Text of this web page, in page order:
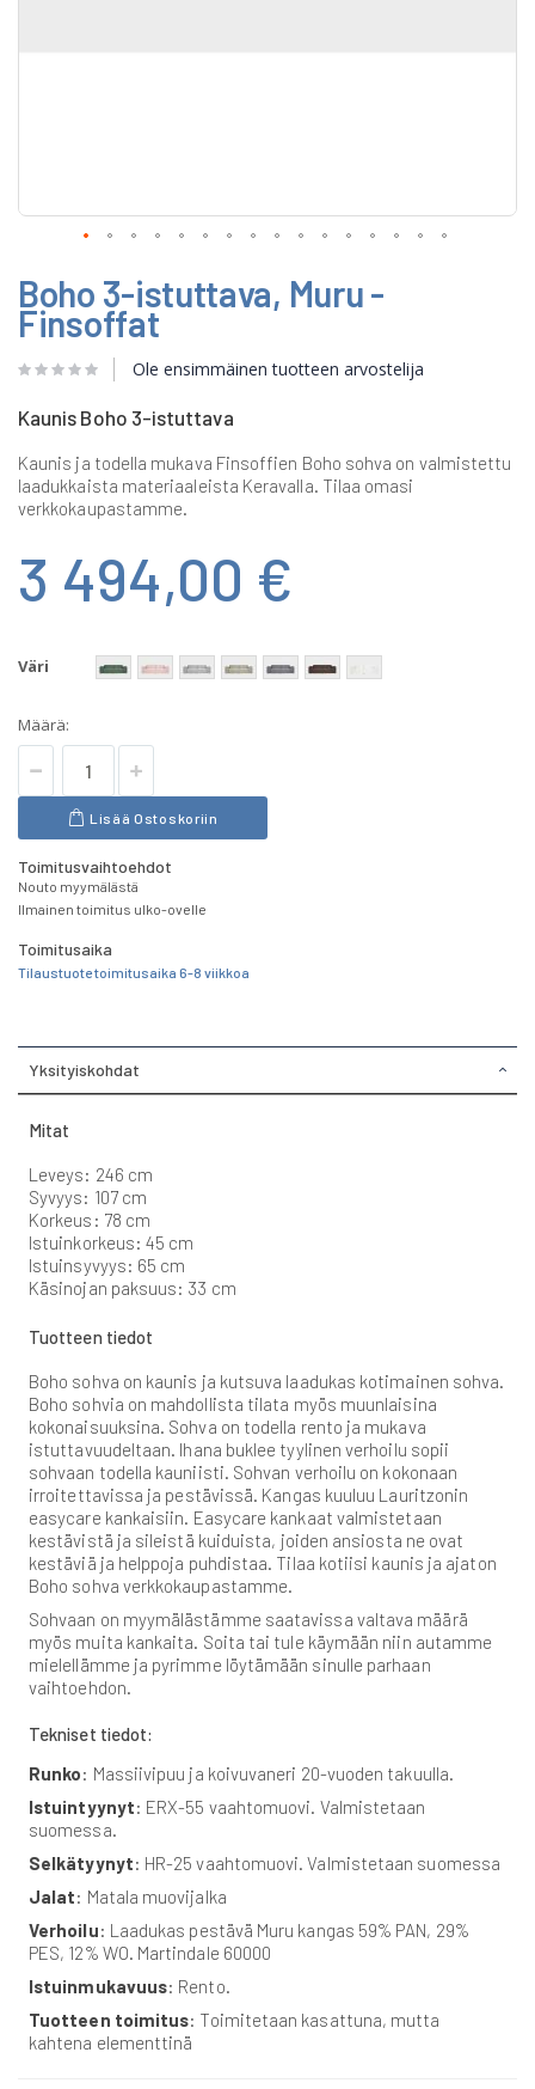
to
the
beginning
the
gallery
Boho 3-istuttava, Muru -
Finsoffat
Ole ensimmäinen tuotteen arvostelija
Kaunis Boho 3-istuttava
Kaunis ja todella mukava Finsoffien Boho sohva on valmistettu
laadukkaista materiaaleista Keravalla. Tilaa omasi
verkkokaupastamme.
3 494,00 €
Väri
Määrä:
Lisää Ostoskoriin
Toimitusvaihtoehdot
Nouto myymälästä
Ilmainen toimitus ulko-ovelle
Toimitusaika
Tilaustuote toimitusaika 6-8 viikkoa
Yksityiskohdat
Mitat
Leveys: 246 cm
Syvyys: 107 cm
Korkeus: 78 cm
Istuinkorkeus: 45 cm
Istuinsyvyys: 65 cm
Käsinojan paksuus: 33 cm
Tuotteen tiedot
Boho sohva on kaunis ja kutsuva laadukas kotimainen sohva.
Boho sohvia on mahdollista tilata myös muunlaisina
kokonaisuuksina. Sohva on todella rento ja mukava
istuttavuudeltaan. Ihana buklee tyylinen verhoilu sopii
sohvaan todella kauniisti. Sohvan verhoilu on kokonaan
irroitettavissa ja pestävissä. Kangas kuuluu Lauritzonin
easycare kankaisiin. Easycare kankaat valmistetaan
kestävistä ja sileistä kuiduista, joiden ansiosta ne ovat
kestäviä ja helppoja puhdistaa. Tilaa kotiisi kaunis ja ajaton
Boho sohva verkkokaupastamme.
Sohvaan on myymälästämme saatavissa valtava määrä
myös muita kankaita. Soita tai tule käymään niin autamme
mielellämme ja pyrimme löytämään sinulle parhaan
vaihtoehdon.
Tekniset tiedot:
Runko: Massiivipuu ja koivuvaneri 20-vuoden takuulla.
Istuintyynyt: ERX-55 vaahtomuovi. Valmistetaan
suomessa.
Selkätyynyt: HR-25 vaahtomuovi. Valmistetaan suomessa
Jalat: Matala muovijalka
Verhoilu: Laadukas pestävä Muru kangas 59% PAN, 29%
PES, 12% WO. Martindale 60000
Istuinmukavuus: Rento.
Tuotteen toimitus: Toimitetaan kasattuna, mutta
kahtena elementtinä